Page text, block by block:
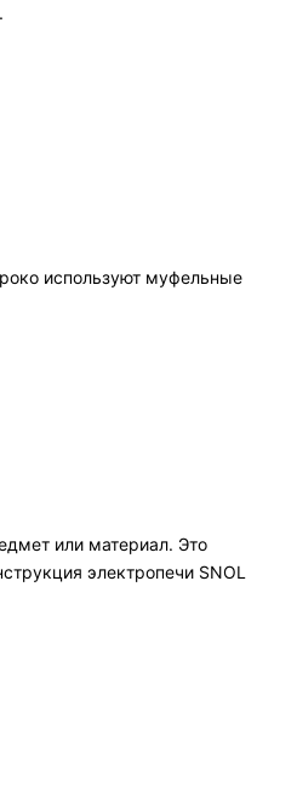
используют муфельные
или материал. Это
электропечи SNOL